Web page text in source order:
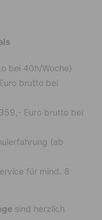
bei 40h/Woche)
brutto bei
Euro brutto bei
(ab
für mind. 8
sind herzlich